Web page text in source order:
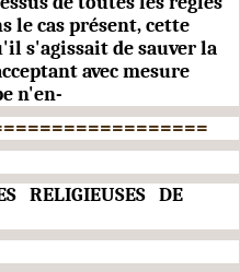
le cas présent, cette
s'agissait de sauver la
avec mesure
n'en-
RELIGIEUSES DE